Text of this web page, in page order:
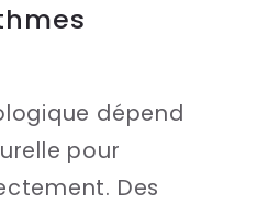
dépend
pour
Des